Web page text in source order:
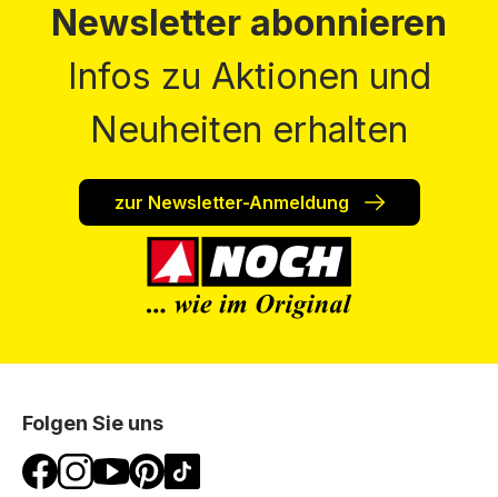
Newsletter abonnieren
Infos zu Aktionen und
Neuheiten erhalten
zur Newsletter-Anmeldung
Folgen Sie uns